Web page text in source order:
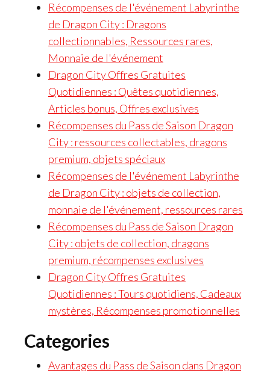
Récompenses de l'événement Labyrinthe
de Dragon City : Dragons
collectionnables, Ressources rares,
Monnaie de l'événement
Dragon City Offres Gratuites
Quotidiennes : Quêtes quotidiennes,
Articles bonus, Offres exclusives
Récompenses du Pass de Saison Dragon
City : ressources collectables, dragons
premium, objets spéciaux
Récompenses de l'événement Labyrinthe
de Dragon City : objets de collection,
monnaie de l'événement, ressources rares
Récompenses du Pass de Saison Dragon
City : objets de collection, dragons
premium, récompenses exclusives
Dragon City Offres Gratuites
Quotidiennes : Tours quotidiens, Cadeaux
mystères, Récompenses promotionnelles
Categories
Avantages du Pass de Saison dans Dragon